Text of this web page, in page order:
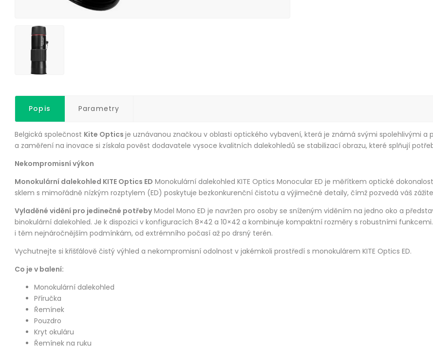
Popis Parametry
Belgická společnost Kite Optics je uznávanou značkou v oblasti optického vybavení, která je známá svými spolehlivými
a zaměření na inovace si získala pověst dodavatele vysoce kvalitních dalekohledů se stabilizací obrazu, které splňují
Nekompromisní výkon
Monokulární dalekohled KITE Optics ED Monokulární dalekohled KITE Optics Monocular ED je měřítkem optické
sklem s mimořádně nízkým rozptylem (ED) poskytuje bezkonkurenční čistotu a výjimečné detaily, čímž pozvedá váš
Vyladěné vidění pro jedinečné potřeby Model Mono ED je navržen pro osoby se sníženým viděním na jedno oko a
binokulární dalekohled. Je k dispozici v konfiguracích 8×42 a 10×42 a kombinuje kompaktní rozměry s robustními
i těm nejnáročnějším podmínkám, od extrémního počasí až po drsný terén.
Vychutnejte si křišťálově čistý výhled a nekompromisní odolnost v jakémkoli prostředí s monokulárem KITE Optics ED.
Co je v balení:
Monokulární dalekohled
Příručka
Řemínek
Pouzdro
Kryt okuláru
Řemínek na ruku